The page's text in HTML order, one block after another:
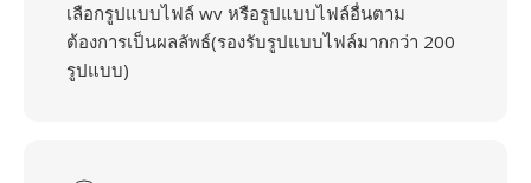
เลือกรูปแบบไฟล์ wv หรือรูปแบบไฟล์อื่นตาม
ต้องการเป็นผลลัพธ์(รองรับรูปแบบไฟล์มากกว่า 200
รูปแบบ)